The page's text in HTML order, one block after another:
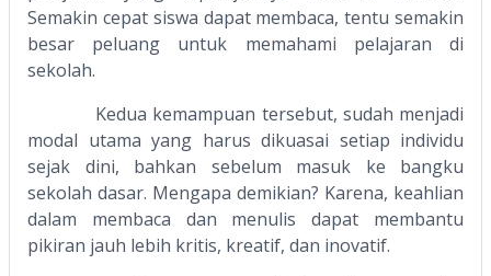
Semakin cepat siswa dapat membaca, tentu semakin
besar peluang untuk memahami pelajaran di
sekolah.
Kedua kemampuan tersebut, sudah menjadi
modal utama yang harus dikuasai setiap individu
sejak dini, bahkan sebelum masuk ke bangku
sekolah dasar. Mengapa demikian? Karena, keahlian
dalam membaca dan menulis dapat membantu
pikiran jauh lebih kritis, kreatif, dan inovatif.